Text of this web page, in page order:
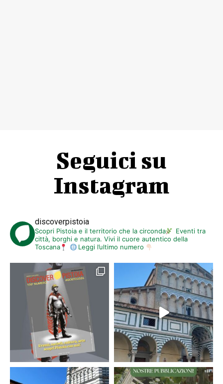
Seguici su
Instagram
discoverpistoia
Scopri Pistoia e il territorio che la circonda
Eventi tra
città, borghi e natura. Vivi il cuore autentico della
Toscana
Leggi l’ultimo numero